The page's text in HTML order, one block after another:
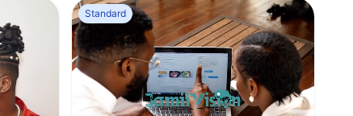
Standard